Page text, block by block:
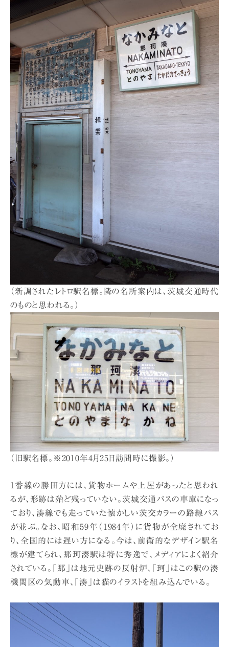
（新調されたレトロ駅名標。隣の名所案内は、茨城交通時代
のものと思われる。）
（旧駅名標。※2010年4月25日訪問時に撮影。）
1番線の勝田方には、貨物ホームや上屋があったと思われ
るが、形跡は殆ど残っていない。茨城交通バスの車庫になっ
ており、湊線でも走っていた懐かしい茨交カラーの路線バス
が並ぶ。なお、昭和59年（1984年）に貨物が全廃されてお
り、全国的には遅い方になる。今は、前衛的なデザイン駅名
標が建てられ、那珂湊駅は特に秀逸で、メディアによく紹介
されている。「那」は地元史跡の反射炉、「珂」はこの駅の湊
機関区の気動車、「湊」は猫のイラストを組み込んでいる。